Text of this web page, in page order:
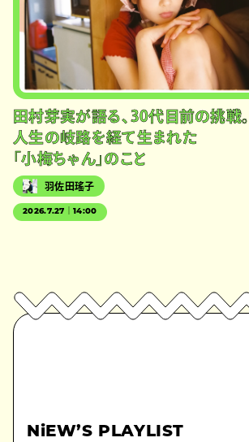
田村芽実が語る、30代目前の挑戦。
人生の岐路を経て生まれた
「小梅ちゃん」のこと
羽佐田瑤子
2026.7.27｜14:00
NiEW’S PLAYLIST